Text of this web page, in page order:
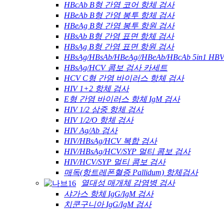
HBcAb B형 간염 코어 항체 검사
HBeAb B형 간염 봉투 항체 검사
HBeAg B형 간염 봉투 항원 검사
HBsAb B형 간염 표면 항체 검사
HBsAg B형 간염 표면 항원 검사
HBsAg/HBsAb/HBeAg//HBeAb/HBcAb 5in1
HBsAg/HCV 콤보 검사 카세트
HCV C형 간염 바이러스 항체 검사
HIV 1+2 항체 검사
E형 간염 바이러스 항체 IgM 검사
HIV 1/2 삼중 항체 검사
HIV 1/2/O 항체 검사
HIV Ag/Ab 검사
HIV/HBsAg/HCV 복합 검사
HIV/HBsAg/HCV/SYP 멀티 콤보 검사
HIV/HCV/SYP 멀티 콤보 검사
매독(항트레폰혈증 Pallidum) 항체검사
열대성 매개체 감염병 검사
샤가스 항체 IgG/IgM 검사
치쿤구니아 IgG/IgM 검사